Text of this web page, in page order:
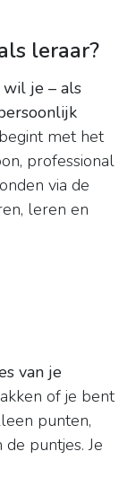
leraar?
je – als
met het
professional
via de
leren en
van je
of je bent
punten,
puntjes. Je